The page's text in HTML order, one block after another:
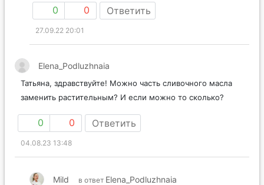
0 0 Ответить
27.09.22 20:01
Elena_Podluzhnaia
Татьяна, здравствуйте! Можно часть сливочного масла
заменить растительным? И если можно то сколько?
0 0 Ответить
04.08.23 13:48
Mild в ответ Elena_Podluzhnaia